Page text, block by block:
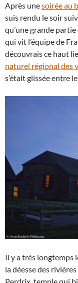
Après unesoirée au
suis rendu le soir
qu’une grande
qui vit l’équipe de
découvrais ce haut
naturel régional des
s’était glissée entre
Il y a très longtemps
la déesse des